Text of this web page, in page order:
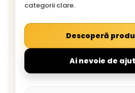
categorii clare.
Descoperă
Ai nevoie de